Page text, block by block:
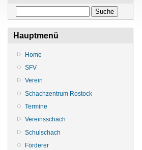
Hauptmenü
Home
SFV
Verein
Schachzentrum Rostock
Termine
Vereinsschach
Schulschach
Förderer